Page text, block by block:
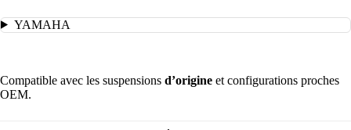
YAMAHA
Compatible avec les suspensions d’origine et configurations proches
OEM.